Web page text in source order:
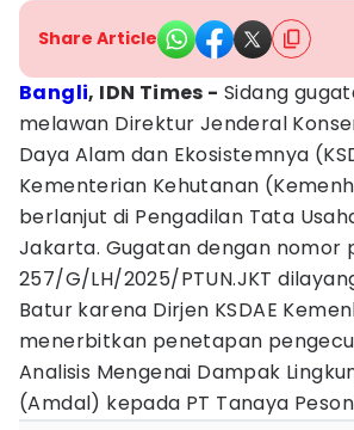
Share Article
Bangli, IDN Times - Sidang
melawan Direktur Jenderal
Daya Alam dan Ekosistemnya
Kementerian Kehutanan
berlanjut di Pengadilan Tata
Jakarta. Gugatan dengan nomor
257/G/LH/2025/PTUN.JKT
Batur karena Dirjen KSDAE
menerbitkan penetapan
Analisis Mengenai Dampak
(Amdal) kepada PT Tanaya